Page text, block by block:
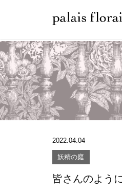
2022.04.04
妖精の庭
皆さんのよう